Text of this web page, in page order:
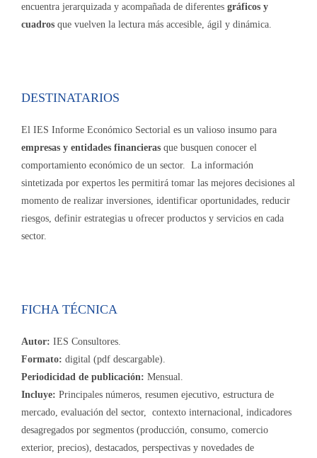
encuentra jerarquizada y acompañada de diferentes gráficos y
cuadros que vuelven la lectura más accesible, ágil y dinámica.
DESTINATARIOS
El IES Informe Económico Sectorial es un valioso insumo para
empresas y entidades financieras que busquen conocer el
comportamiento económico de un sector. La información
sintetizada por expertos les permitirá tomar las mejores decisiones al
momento de realizar inversiones, identificar oportunidades, reducir
riesgos, definir estrategias u ofrecer productos y servicios en cada
sector.
FICHA TÉCNICA
Autor: IES Consultores.
Formato: digital (pdf descargable).
Periodicidad de publicación: Mensual.
Incluye: Principales números, resumen ejecutivo, estructura de
mercado, evaluación del sector, contexto internacional, indicadores
desagregados por segmentos (producción, consumo, comercio
exterior, precios), destacados, perspectivas y novedades de